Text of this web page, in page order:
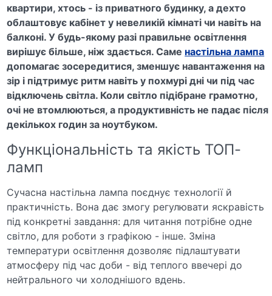
квартири, хтось - із приватного будинку, а дехто
облаштовує кабінет у невеликій кімнаті чи навіть на
балконі. У будь-якому разі правильне освітлення
вирішує більше, ніж здається. Саме настільна лампа
допомагає зосередитися, зменшує навантаження на
зір і підтримує ритм навіть у похмурі дні чи під час
відключень світла. Коли світло підібране грамотно,
очі не втомлюються, а продуктивність не падає після
декількох годин за ноутбуком.
Функціональність та якість ТОП-
ламп
Сучасна настільна лампа поєднує технології й
практичність. Вона дає змогу регулювати яскравість
під конкретні завдання: для читання потрібне одне
світло, для роботи з графікою - інше. Зміна
температури освітлення дозволяє підлаштувати
атмосферу під час доби - від теплого ввечері до
нейтрального чи холоднішого вдень.